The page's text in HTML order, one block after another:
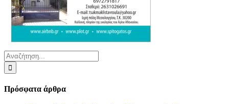
Αναζήτηση
για:
Πρόσφατα άρθρα